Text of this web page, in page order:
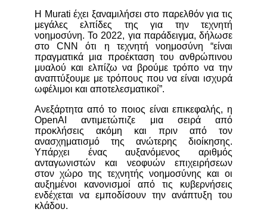
Η Murati έχει ξαναμιλήσει στο παρελθόν για τις
μεγάλες ελπίδες της για την τεχνητή
νοημοσύνη. Το 2022, για παράδειγμα, δήλωσε
στο CNN ότι η τεχνητή νοημοσύνη “είναι
πραγματικά μια προέκταση του ανθρώπινου
μυαλού και ελπίζω να βρούμε τρόπο να την
αναπτύξουμε με τρόπους που να είναι ισχυρά
ωφέλιμοι και αποτελεσματικοί”.
Ανεξάρτητα από το ποιος είναι επικεφαλής, η
OpenAI αντιμετώπιζε μια σειρά από
προκλήσεις ακόμη και πριν από τον
ανασχηματισμό της ανώτερης διοίκησης.
Υπάρχει ένας αυξανόμενος αριθμός
ανταγωνιστών και νεοφυών επιχειρήσεων
στον χώρο της τεχνητής νοημοσύνης και οι
αυξημένοι κανονισμοί από τις κυβερνήσεις
ενδέχεται να εμποδίσουν την ανάπτυξη του
κλάδου.